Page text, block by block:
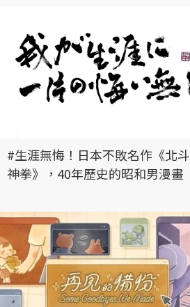
#生涯無悔！日本不敗名作《北斗
神拳》，40年歷史的昭和男漫畫